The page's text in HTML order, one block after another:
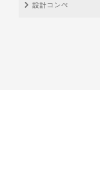
設計コンペ